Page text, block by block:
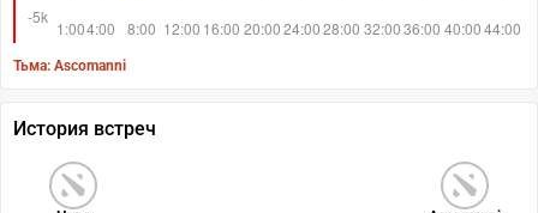
Тьма: Ascomanni
История встреч